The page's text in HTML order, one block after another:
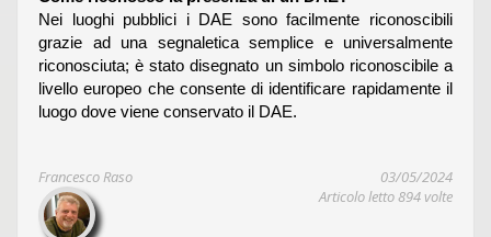
Nei luoghi pubblici i DAE sono facilmente riconoscibili
grazie ad una segnaletica semplice e universalmente
riconosciuta; è stato disegnato un simbolo riconoscibile a
livello europeo che consente di identificare rapidamente il
luogo dove viene conservato il DAE.
Francesco Raso
03/05/2024
Articolo letto 894 volte